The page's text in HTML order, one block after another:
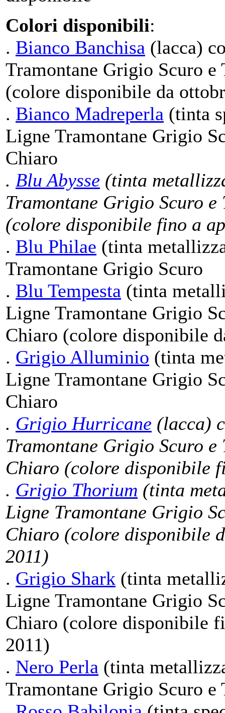
Colori disponibili:
. Bianco Banchisa (lacca)
Tramontane Grigio Scuro e
(colore disponibile da
. Bianco Madreperla (tinta
Ligne Tramontane Grigio
Chiaro
. Blu Abysse (tinta
Tramontane Grigio Scuro
(colore disponibile fino a
. Blu Philae (tinta
Tramontane Grigio Scuro
. Blu Tempesta (tinta
Ligne Tramontane Grigio
Chiaro (colore disponibile
. Grigio Alluminio (tinta
Ligne Tramontane Grigio
Chiaro
. Grigio Hurricane (lacca)
Tramontane Grigio Scuro
Chiaro (colore disponibile
. Grigio Thorium (tinta
Ligne Tramontane Grigio
Chiaro (colore disponibile
2011)
. Grigio Shark (tinta
Ligne Tramontane Grigio
Chiaro (colore disponibile
2011)
. Nero Perla (tinta
Tramontane Grigio Scuro e